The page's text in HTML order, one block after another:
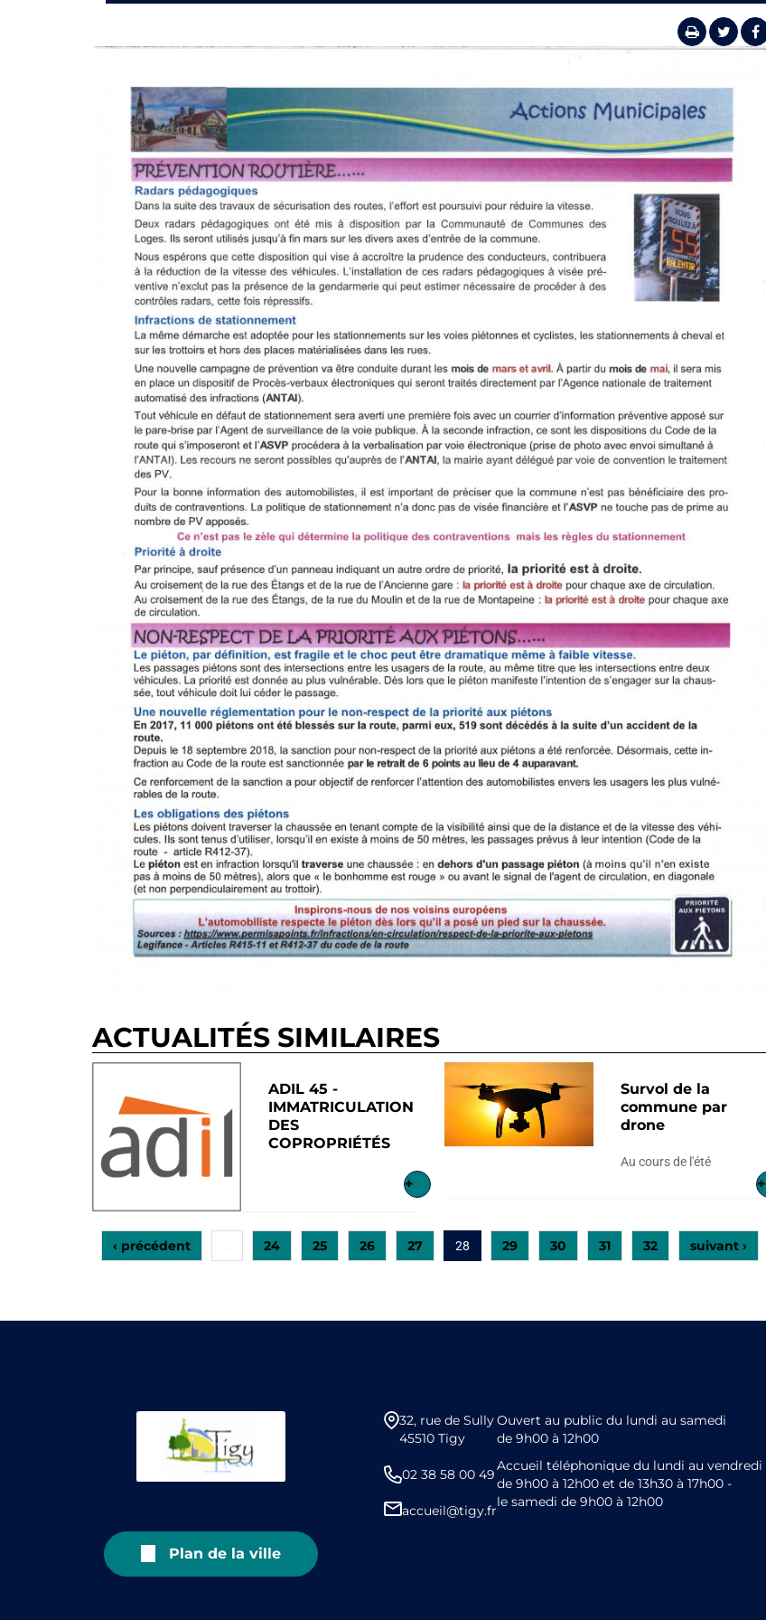
ACTUALITÉS SIMILAIRES
ADIL 45 -
IMMATRICULATION
DES
COPROPRIÉTÉS
+
Survol de la
commune par
drone
Au cours de l'été
+
‹ précédent 24 25 26 27 28 29 30 31 32 suivant ›
Plan de la ville
32, rue de Sully
45510 Tigy
02 38 58 00 49
accueil@tigy.fr
Ouvert au public du lundi au samedi
de 9h00 à 12h00
Accueil téléphonique du lundi au vendredi
de 9h00 à 12h00 et de 13h30 à 17h00 -
le samedi de 9h00 à 12h00